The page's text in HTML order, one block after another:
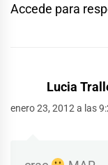
Accede para
Lucia
enero 23, 2012 a las